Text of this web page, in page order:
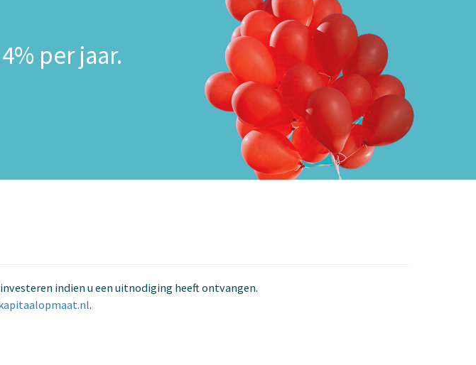
per jaar.
indien u een uitnodiging heeft ontvangen.
.